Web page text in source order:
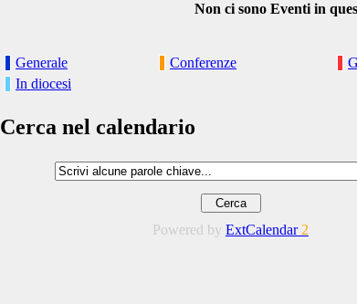
Non ci sono Eventi in
Generale Conferenze
In diocesi
Cerca nel calendario
Powered by ExtCalendar 2